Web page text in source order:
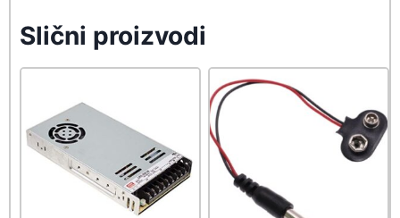
Slični proizvodi